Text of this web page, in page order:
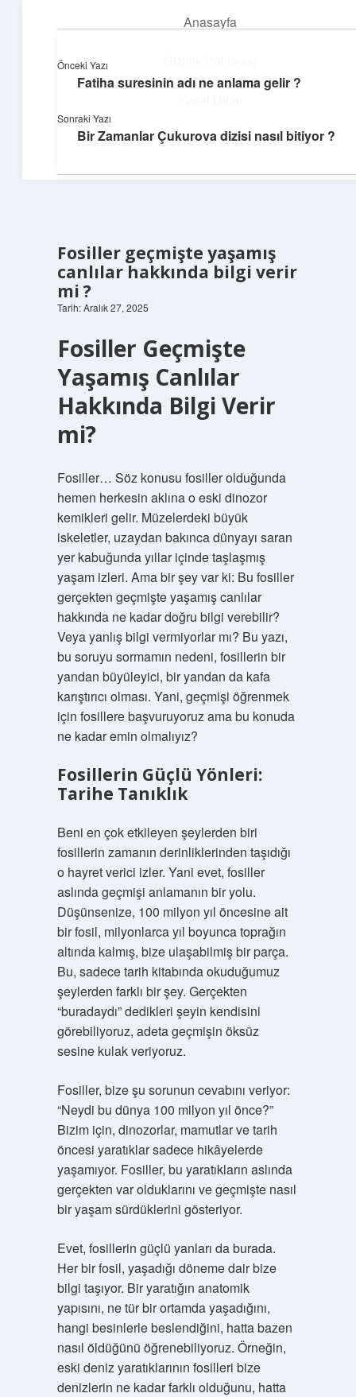
Anasayfa
Hakkımızda
Günlük Hatırlatmalar
Keyifli vakit için kısa ve eğlenceli içerikler.
Fosiller geçmişte yaşamış
canlılar hakkında bilgi verir
mi ?
Tarih: Aralık 27, 2025
Fosiller Geçmişte
Yaşamış Canlılar
Hakkında Bilgi Verir
mi?
Fosiller… Söz konusu fosiller olduğunda
hemen herkesin aklına o eski dinozor
kemikleri gelir. Müzelerdeki büyük
iskeletler, uzaydan bakınca dünyayı saran
yer kabuğunda yıllar içinde taşlaşmış
yaşam izleri. Ama bir şey var ki: Bu fosiller
gerçekten geçmişte yaşamış canlılar
hakkında ne kadar doğru bilgi verebilir?
Veya yanlış bilgi vermiyorlar mı? Bu yazı,
bu soruyu sormamın nedeni, fosillerin bir
yandan büyüleyici, bir yandan da kafa
karıştırıcı olması. Yani, geçmişi öğrenmek
için fosillere başvuruyoruz ama bu konuda
ne kadar emin olmalıyız?
Fosillerin Güçlü Yönleri:
Tarihe Tanıklık
Beni en çok etkileyen şeylerden biri
fosillerin zamanın derinliklerinden taşıdığı
o hayret verici izler. Yani evet, fosiller
aslında geçmişi anlamanın bir yolu.
Düşünsenize, 100 milyon yıl öncesine ait
bir fosil, milyonlarca yıl boyunca toprağın
altında kalmış, bize ulaşabilmiş bir parça.
Bu, sadece tarih kitabında okuduğumuz
şeylerden farklı bir şey. Gerçekten
“buradaydı” dedikleri şeyin kendisini
görebiliyoruz, adeta geçmişin öksüz
sesine kulak veriyoruz.
Fosiller, bize şu sorunun cevabını veriyor:
“Neydi bu dünya 100 milyon yıl önce?”
Bizim için, dinozorlar, mamutlar ve tarih
öncesi yaratıklar sadece hikâyelerde
yaşamıyor. Fosiller, bu yaratıkların aslında
gerçekten var olduklarını ve geçmişte nasıl
bir yaşam sürdüklerini gösteriyor.
Evet, fosillerin güçlü yanları da burada.
Her bir fosil, yaşadığı döneme dair bize
bilgi taşıyor. Bir yaratığın anatomik
yapısını, ne tür bir ortamda yaşadığını,
hangi besinlerle beslendiğini, hatta bazen
nasıl öldüğünü öğrenebiliyoruz. Örneğin,
eski deniz yaratıklarının fosilleri bize
denizlerin ne kadar farklı olduğunu, hatta
Önceki Yazı
Fatiha suresinin adı ne anlama gelir ?
Sonraki Yazı
Bir Zamanlar Çukurova dizisi nasıl bitiyor ?